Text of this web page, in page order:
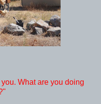
What are you doing